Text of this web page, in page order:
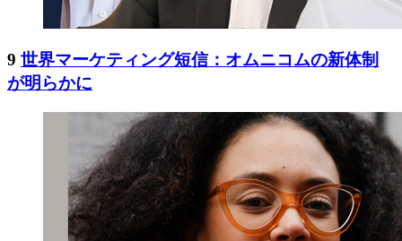
9 世界マーケティング短信：オムニコムの新体制
が明らかに